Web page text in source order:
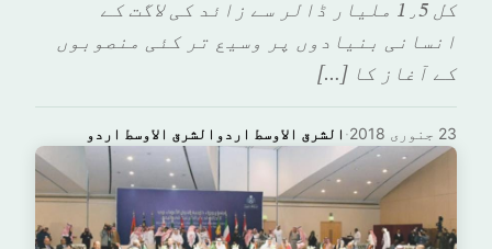
کل 1٫5 ملیار ڈالر سے زائد کی لاگت کے
انسانی بنیادوں پر وسیع تر کئی منصوبوں
کے آغاز کا […]
الشرق الاوسط اردوالشرق الاوسط اردو · 23 جنوری 2018